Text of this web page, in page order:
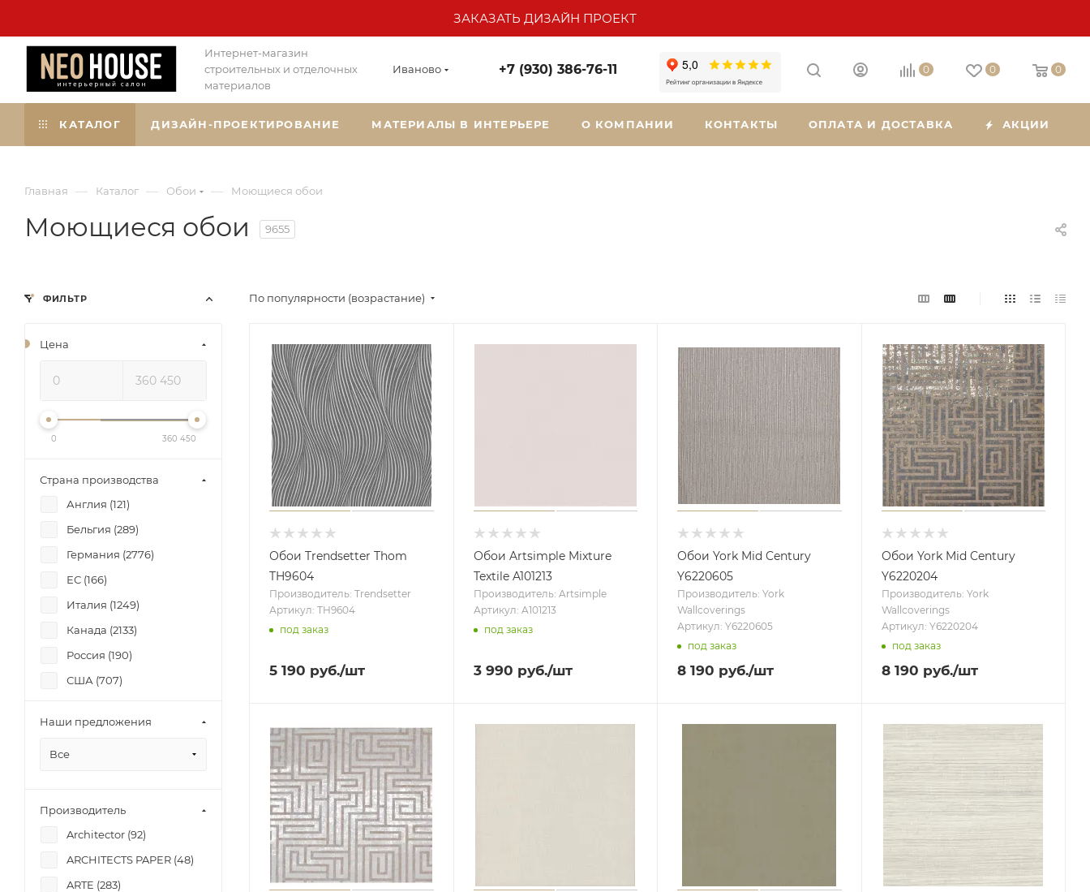
ЗАКАЗАТЬ ДИЗАЙН ПРОЕКТ
Интернет-магазин
строительных и отделочных
материалов
Иваново +7 (930) 386-76-11 0 0 0
КАТАЛОГ ДИЗАЙН-ПРОЕКТИРОВАНИЕ МАТЕРИАЛЫ В ИНТЕРЬЕРЕ О КОМПАНИИ КОНТАКТЫ ОПЛАТА И ДОСТАВКА АКЦИИ
Главная — Каталог — Обои — Моющиеся обои
Моющиеся обои 9655
По популярности (возрастание)
Обои Trendsetter Thom
TH9604
Производитель: Trendsetter
Артикул: TH9604
под заказ
5 190 руб./шт
Обои Artsimple Mixture
Textile A101213
Производитель: Artsimple
Артикул: A101213
под заказ
3 990 руб./шт
Обои York Mid Century
Y6220605
Производитель: York
Wallcoverings
Артикул: Y6220605
под заказ
8 190 руб./шт
Обои York Mid Century
Y6220204
Производитель: York
Wallcoverings
Артикул: Y6220204
под заказ
8 190 руб./шт
ФИЛЬТР
Цена
0 360 450
Страна производства
Англия (121)
Бельгия (289)
Германия (2776)
ЕС (166)
Италия (1249)
Канада (2133)
Россия (190)
США (707)
Южная Корея (
Наши предложения
Все
Производитель
Architector (92)
ARCHITECTS PAPER (48)
ARTE (283)